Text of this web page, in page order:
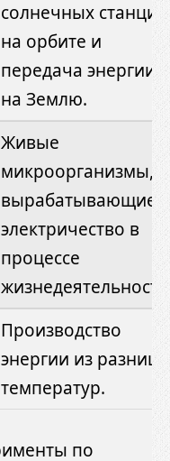
солнечных станций
на орбите и
передача энергии
на Землю.
Живые
микроорганизмы,
вырабатывающие
электричество в
процессе
Производство
энергии из
температур.
по